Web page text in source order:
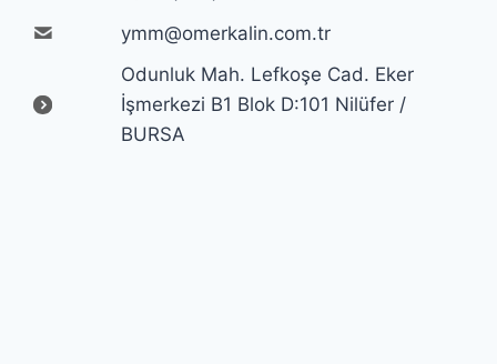
ymm@omerkalin.com.tr
Odunluk Mah. Lefkoşe Cad. Eker
İşmerkezi B1 Blok D:101 Nilüfer /
BURSA